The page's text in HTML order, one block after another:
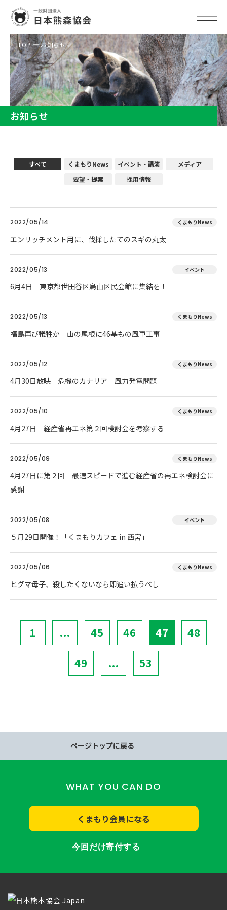
TOP お知らせ
お知らせ
すべて くまもりNews イベント・講演
メディア
要望・提案
採用情報
2022/05/14 くまもりNews
エンリッチメント用に、伐採したてのスギの丸太
2022/05/13 イベント
6月4日 東京都世田谷区烏山区民会館に集結を！
2022/05/13 くまもりNews
福島再び犠牲か 山の尾根に46基もの風車工事
2022/05/12 くまもりNews
4月30日放映 危機のカナリア 風力発電問題
2022/05/10 くまもりNews
4月27日 経産省再エネ第２回検討会を考察する
2022/05/09 くまもりNews
4月27日に第２回 最速スピードで進む経産省の再エネ検討会に
感謝
2022/05/08 イベント
５月29日開催！「くまもりカフェ in 西宮」
2022/05/06 くまもりNews
ヒグマ母子、殺したくないなら即追い払うべし
1 ... 45 46 47 48
49 ... 53
ページトップに戻る
WHAT YOU CAN DO
くまもり会員になる
今回だけ寄付する